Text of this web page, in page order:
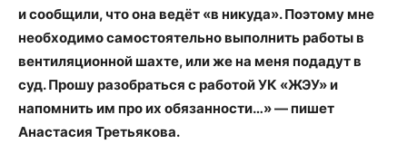
и сообщили, что она ведёт «в никуда». Поэтому мне
необходимо самостоятельно выполнить работы в
вентиляционной шахте, или же на меня подадут в
суд. Прошу разобраться с работой УК «ЖЭУ» и
напомнить им про их обязанности…» — пишет
Анастасия Третьякова.